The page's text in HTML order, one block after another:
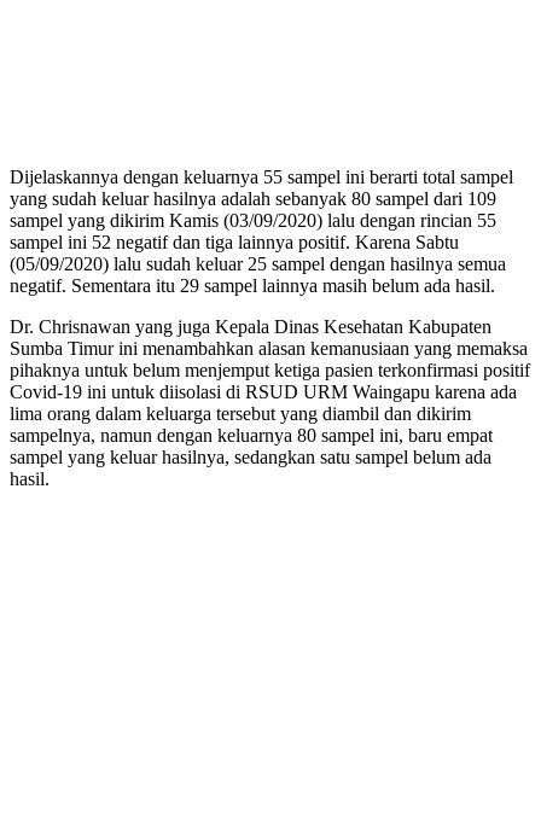
Dijelaskannya dengan keluarnya 55 sampel ini berarti total sampel
yang sudah keluar hasilnya adalah sebanyak 80 sampel dari 109
sampel yang dikirim Kamis (03/09/2020) lalu dengan rincian 55
sampel ini 52 negatif dan tiga lainnya positif. Karena Sabtu
(05/09/2020) lalu sudah keluar 25 sampel dengan hasilnya semua
negatif. Sementara itu 29 sampel lainnya masih belum ada hasil.
Dr. Chrisnawan yang juga Kepala Dinas Kesehatan Kabupaten
Sumba Timur ini menambahkan alasan kemanusiaan yang memaksa
pihaknya untuk belum menjemput ketiga pasien terkonfirmasi positif
Covid-19 ini untuk diisolasi di RSUD URM Waingapu karena ada
lima orang dalam keluarga tersebut yang diambil dan dikirim
sampelnya, namun dengan keluarnya 80 sampel ini, baru empat
sampel yang keluar hasilnya, sedangkan satu sampel belum ada
hasil.